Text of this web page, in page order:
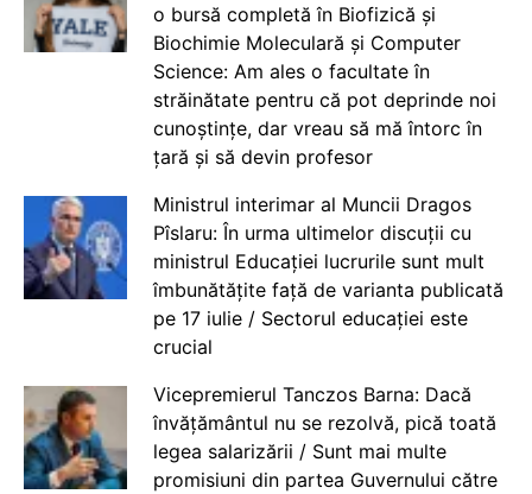
o bursă completă în Biofizică și
Biochimie Moleculară și Computer
Science: Am ales o facultate în
străinătate pentru că pot deprinde noi
cunoștințe, dar vreau să mă întorc în
țară și să devin profesor
Ministrul interimar al Muncii Dragos
Pîslaru: În urma ultimelor discuții cu
ministrul Educației lucrurile sunt mult
îmbunătățite față de varianta publicată
pe 17 iulie / Sectorul educației este
crucial
Vicepremierul Tanczos Barna: Dacă
învățământul nu se rezolvă, pică toată
legea salarizării / Sunt mai multe
promisiuni din partea Guvernului către